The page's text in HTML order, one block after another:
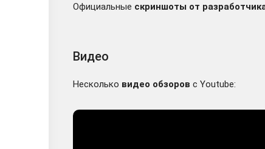
Официальные скриншоты от
Видео
Несколько видео обзоров с Youtube: